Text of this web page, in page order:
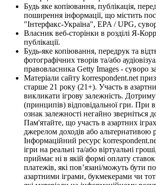
Будь яке копіювання, публікація,
поширення інформації, що містить
"Інтерфакс-Україна", EPA / UPG,
Власник веб-сторінки в розділі Я-
публікації.
Будь-яке копіювання, передрук та
фотографічних творів та/або
правовласника Getty Images - суворо
Матеріали сайту korrespondent.net
старше 21 року (21+). Участь в
викликати ігрову залежність.
(принципів) відповідальної гри. При
ознак залежності негайно зверніться
Пам'ятайте, що участь в азартних
джерелом доходів або альтернативою
Інформаційний ресурс
ігри на реальні та/або віртуальні
приймає ні в якій формі оплату
платежів, які пов’язані/можуть бути
азартними іграми, букмекерами чи